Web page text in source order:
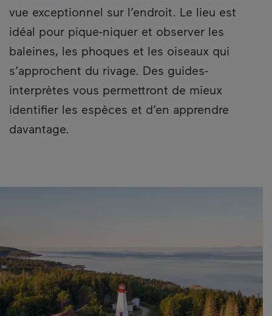
vue exceptionnel sur l’endroit. Le lieu est
idéal pour pique-niquer et observer les
baleines, les phoques et les oiseaux qui
s’approchent du rivage. Des guides-
interprètes vous permettront de mieux
identifier les espèces et d’en apprendre
davantage.